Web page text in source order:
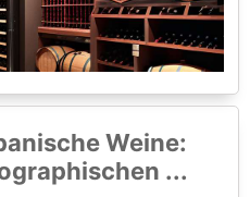
Weine:
...